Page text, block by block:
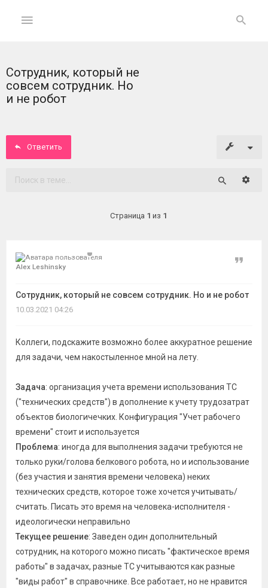
ГЛАВНАЯ
На
Вход
ФОРУМ
Активные
Сотрудник, который не
совсем сотрудник. Но
и не робот
Ответить
Страница 1 из 1
Alex Leshinsky
Сотрудник, который не совсем сотрудник. Но и не робот
Цитата
10.03.2021 04:26
Коллеги, подскажите возможно более аккуратное решение
для задачи, чем накостыленное мной на лету.
Задача: организация учета времени использования ТС
("технических средств") в дополнение к учету трудозатрат
объектов биологичечких. Конфигурация "Учет рабочего
времени" стоит и используется
Проблема: иногда для выполнения задачи требуются не
только руки/голова белкового робота, но и использование
(без участия и занятия времени человека) неких
технических средств, которое тоже хочется учитывать/
считать. Писать это время на человека-исполнителя -
идеологически неправильно
Текущее решение: Заведен один дополнительный
сотрудник, на которого можно писать "фактическое время
работы" в задачах, разные ТС учитываются как разные
"виды работ" в справочнике. Все работает, но не нравится